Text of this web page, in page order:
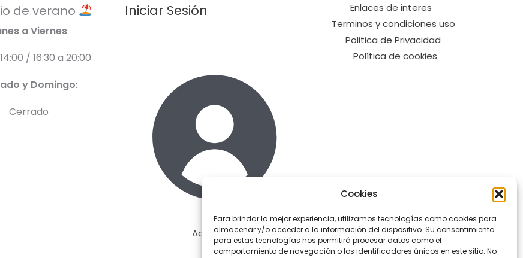
Cookies
Para brindar la mejor experiencia, utilizamos tecnologías como cookies para
almacenar y/o acceder a la información del dispositivo. Su consentimiento
para estas tecnologías nos permitirá procesar datos como el
comportamiento de navegación o los identificadores únicos en este sitio. No
de verano
a Viernes
/ 16:30 a 20:00
y Domingo:
Cerrado
Iniciar Sesión
Acceder
Enlaces de interes
Terminos y condiciones uso
Politica de Privacidad
Política de cookies